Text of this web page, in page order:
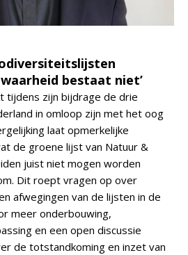
bestaat niet’
tijdens zijn bijdrage de drie
in omloop zijn met het oog
laat opmerkelijke
de groene lijst van Natuur &
juist niet mogen worden
Dit roept vragen op over
afwegingen van de lijsten in de
meer onderbouwing,
en een open discussie
de totstandkoming en inzet van